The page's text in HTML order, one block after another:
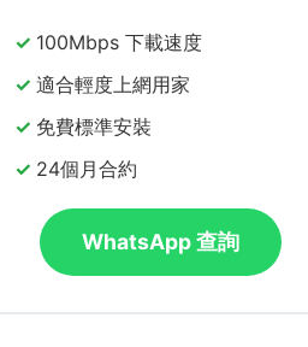
100Mbps 下載速度
適合輕度上網用家
免費標準安裝
24個月合約
WhatsApp 查詢